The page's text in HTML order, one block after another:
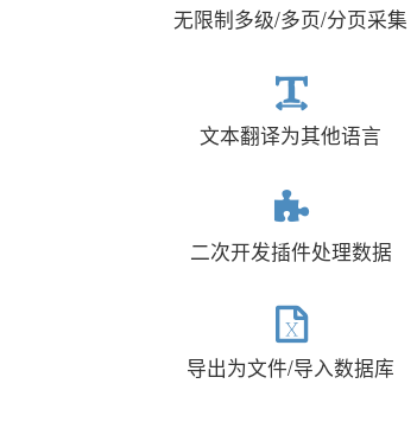
无限制多级/多页/分页采集
文本翻译为其他语言
二次开发插件处理数据
导出为文件/导入数据库